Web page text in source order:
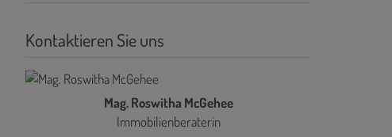
Kontaktieren Sie uns
Mag. Roswitha McGehee
Immobilienberaterin